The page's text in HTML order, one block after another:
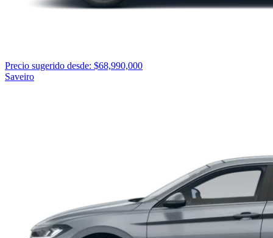
Precio sugerido desde: $68,990,000
Saveiro